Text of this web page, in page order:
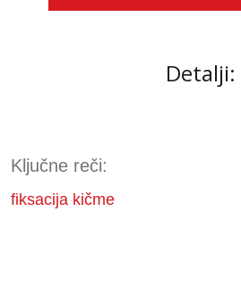
Detalji:
Ključne reči:
fiksacija kičme